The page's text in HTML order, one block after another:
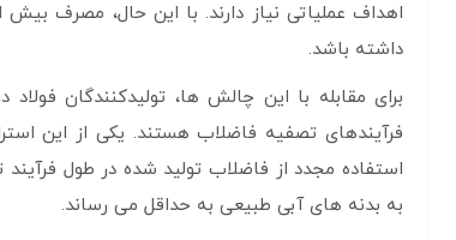
اهداف عملیاتی نیاز دارند. با این حال، مصرف
داشته باشد.
برای مقابله با این چالش ها، تولیدکنندگان
فرآیندهای تصفیه فاضلاب هستند. یکی از این
استفاده مجدد از فاضلاب تولید شده در طول
به بدنه های آبی طبیعی به حداقل می رساند.